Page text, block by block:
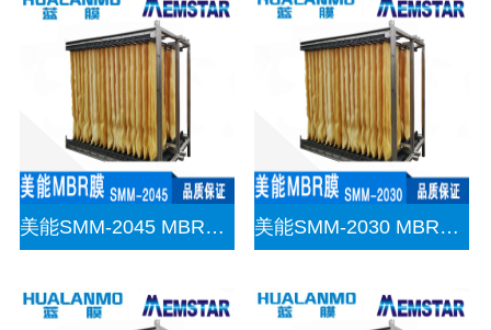
美能SMM-2045 MBR帘式膜 美能SMM-2030 MBR帘式膜